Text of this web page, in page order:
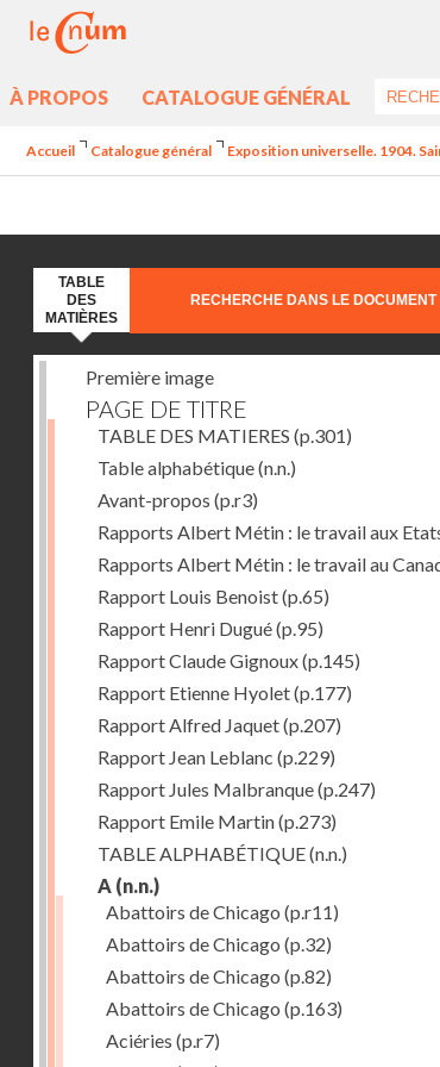
À PROPOS CATALOGUE GÉNÉRAL
Accueil Catalogue général Exposition universelle. 1904.
TABLE
DES
MATIÈRES
RECHERCHE DANS LE DOCUMENT
Première image
PAGE DE TITRE
TABLE DES MATIERES (p.301)
Table alphabétique(n.n.)
Avant-propos (p.r3)
Rapports Albert Métin : le travail aux
Rapports Albert Métin : le travail au
Rapport Louis Benoist(p.65)
Rapport Henri Dugué(p.95)
Rapport Claude Gignoux(p.145)
Rapport Etienne Hyolet(p.177)
Rapport Alfred Jaquet(p.207)
Rapport Jean Leblanc (p.229)
Rapport Jules Malbranque(p.247)
Rapport Emile Martin(p.273)
TABLE ALPHABÉTIQUE(n.n.)
A (n.n.)
Abattoirs de Chicago (p.r11)
Abattoirs de Chicago (p.32)
Abattoirs de Chicago (p.82)
Abattoirs de Chicago (p.163)
Aciéries (p.r7)